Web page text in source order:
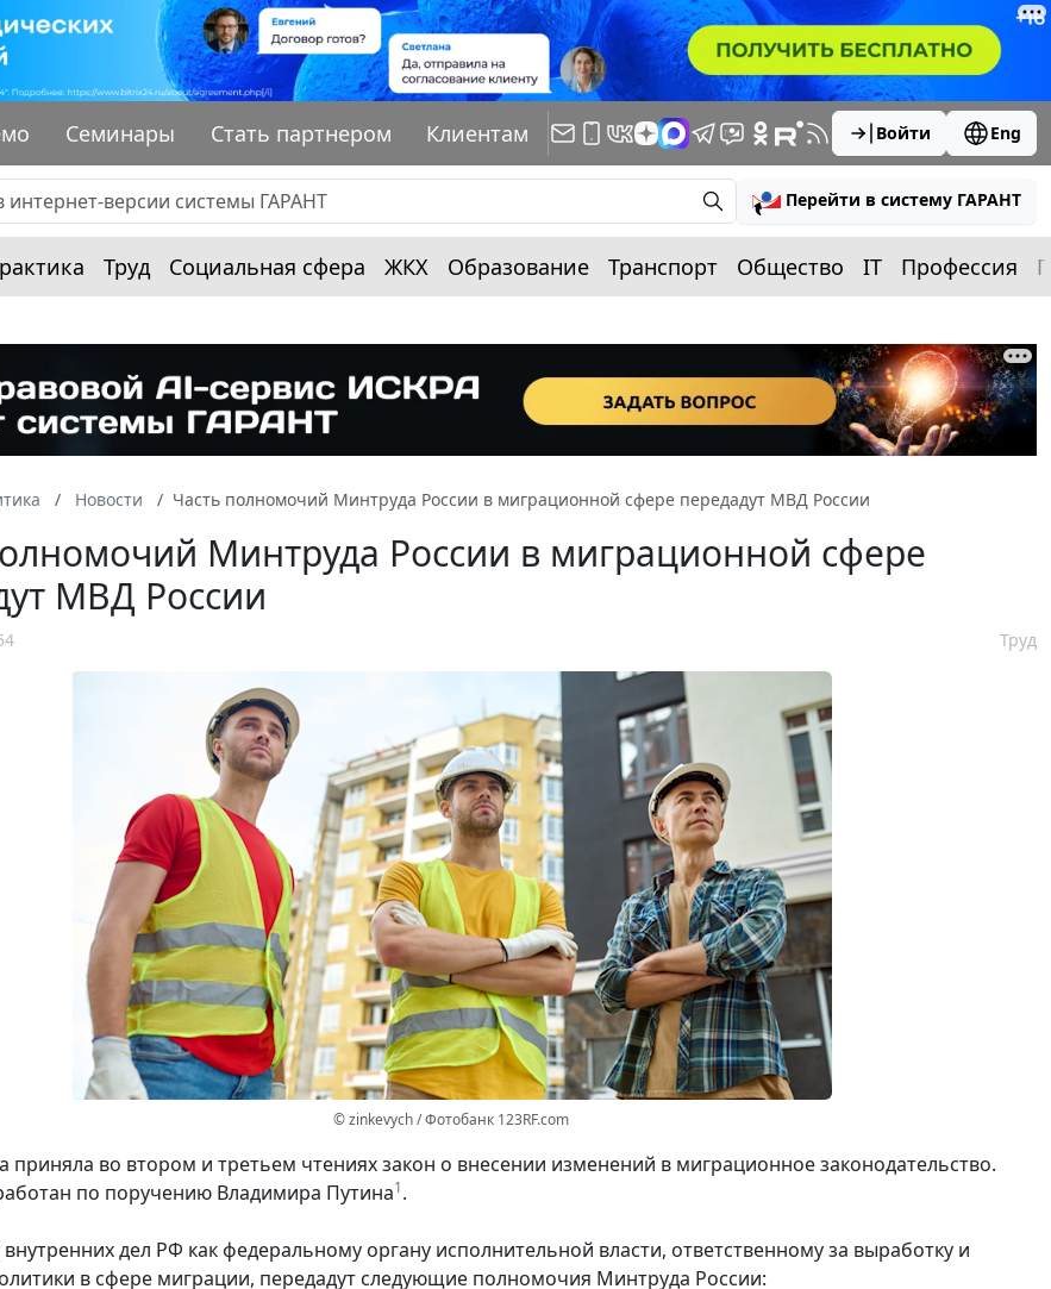
Семинары Стать партнером Клиентам Войти Eng
Перейти в систему ГАРАНТ
Труд Социальная сфера ЖКХ Образование Транспорт Общество IT Профессия
Новости Часть полномочий Минтруда России в миграционной сфере передадут МВД России
Минтруда России в миграционной сфере
МВД России
Труд
© zinkevych / Фотобанк 123RF.com
приняла во втором и третьем чтениях закон о внесении изменений в миграционное законодательство.
по поручению Владимира Путина1.
дел РФ как федеральному органу исполнительной власти, ответственному за выработку и
в сфере миграции, передадут следующие полномочия Минтруда России: